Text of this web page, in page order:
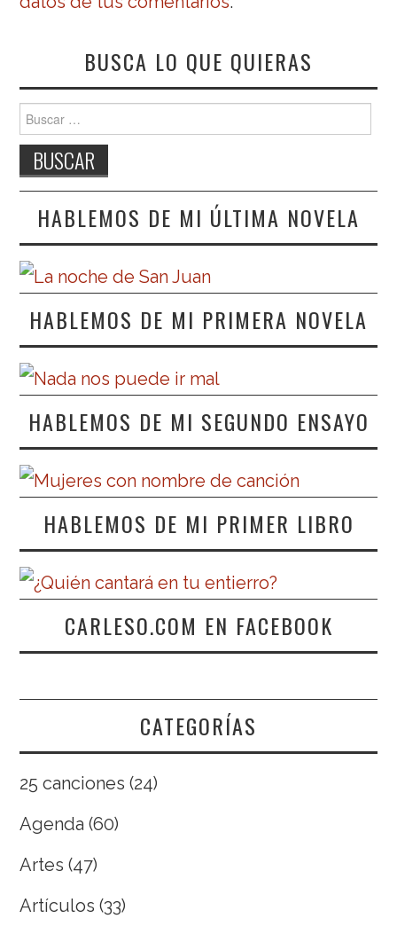
BUSCA LO QUE QUIERAS
Buscar:
HABLEMOS DE MI ÚLTIMA NOVELA
HABLEMOS DE MI PRIMERA NOVELA
HABLEMOS DE MI SEGUNDO ENSAYO
HABLEMOS DE MI PRIMER LIBRO
CARLESO.COM EN FACEBOOK
CATEGORÍAS
25 canciones (24)
Agenda (60)
Artes (47)
Artículos (33)